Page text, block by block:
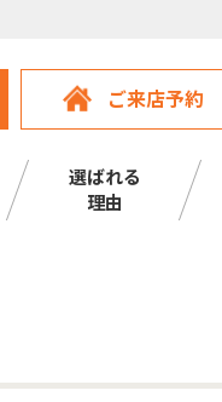
ご来店予約
選ばれる
理由